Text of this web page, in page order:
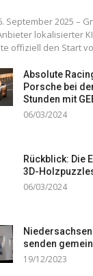
September 2025 –
lokalisierter
offiziell den Start
Absolute
Porsche bei
Stunden mit
06/03/2024
Rückblick: Die
3D-
06/03/2024
senden
19/12/2023